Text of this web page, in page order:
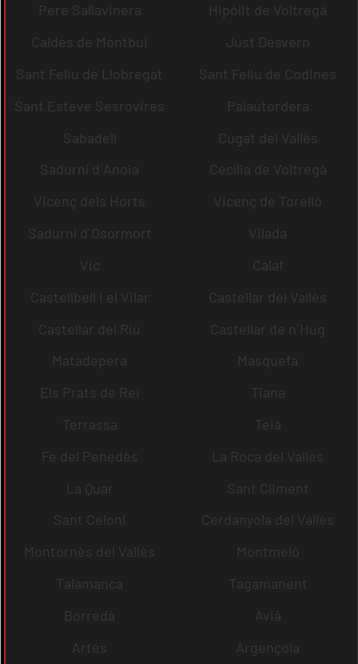
Pere Sallavinera
Hipòlit de Voltregà
Caldes de Montbui
Just Desvern
Sant Feliu de Llobregat
Sant Feliu de Codines
Sant Esteve Sesrovires
Palautordera
Sabadell
Cugat del Vallès
Sadurní d´Anoia
Cecília de Voltregà
Vicenç dels Horts
Vicenç de Torelló
Sadurní d´Osormort
Vilada
Vic
Calaf
Castellbell i el Vilar
Castellar del Vallès
Castellar del Riu
Castellar de n´Hug
Matadepera
Masquefa
Els Prats de Rei
Tiana
Terrassa
Teià
Fe del Penedès
La Roca del Vallès
La Quar
Sant Climent
Sant Celoni
Cerdanyola del Vallès
Montornès del Vallès
Montmeló
Talamanca
Tagamanent
Borredà
Avià
Artés
Argençola